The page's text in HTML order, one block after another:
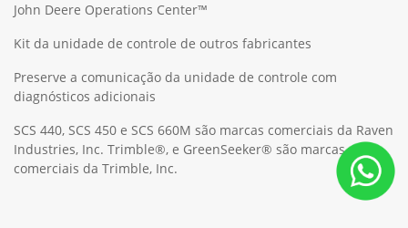
John Deere Operations Center™
Kit da unidade de controle de outros fabricantes
Preserve a comunicação da unidade de controle com
diagnósticos adicionais
SCS 440, SCS 450 e SCS 660M são marcas comerciais da Raven
Industries, Inc. Trimble®, e GreenSeeker® são marcas
comerciais da Trimble, Inc.